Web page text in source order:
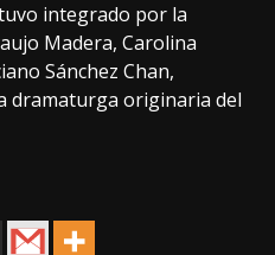
integrado por la
Madera, Carolina
Sánchez Chan,
dramaturga originaria del